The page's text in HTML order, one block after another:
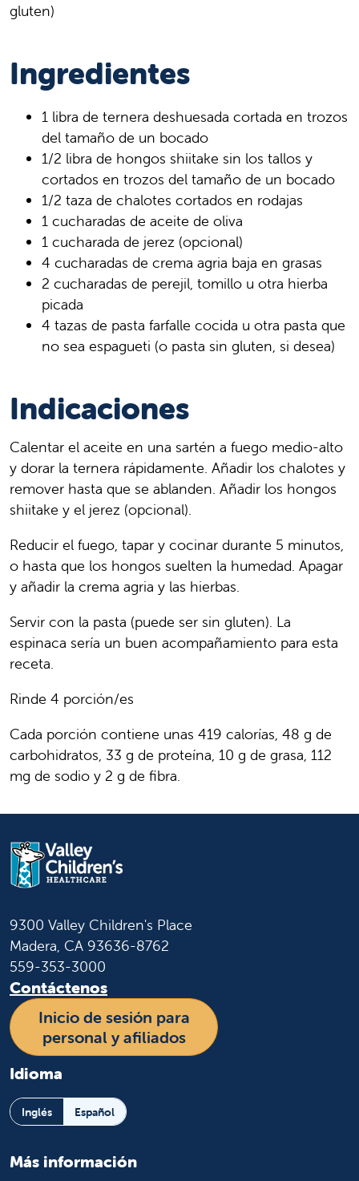
gluten)
Ingredientes
1 libra de ternera deshuesada cortada en trozos
del tamaño de un bocado
1/2 libra de hongos shiitake sin los tallos y
cortados en trozos del tamaño de un bocado
1/2 taza de chalotes cortados en rodajas
1 cucharadas de aceite de oliva
1 cucharada de jerez (opcional)
4 cucharadas de crema agria baja en grasas
2 cucharadas de perejil, tomillo u otra hierba
picada
4 tazas de pasta farfalle cocida u otra pasta que
no sea espagueti (o pasta sin gluten, si desea)
Indicaciones
Calentar el aceite en una sartén a fuego medio-alto
y dorar la ternera rápidamente. Añadir los chalotes y
remover hasta que se ablanden. Añadir los hongos
shiitake y el jerez (opcional).
Reducir el fuego, tapar y cocinar durante 5 minutos,
o hasta que los hongos suelten la humedad. Apagar
y añadir la crema agria y las hierbas.
Servir con la pasta (puede ser sin gluten). La
espinaca sería un buen acompañamiento para esta
receta.
Rinde 4 porción/es
Cada porción contiene unas 419 calorías, 48 g de
carbohidratos, 33 g de proteína, 10 g de grasa, 112
mg de sodio y 2 g de fibra.
9300 Valley Children's Place
Madera, CA 93636-8762
559-353-3000
Contáctenos
Inicio de sesión para
personal y afiliados
Idioma
Inglés Español
Más información